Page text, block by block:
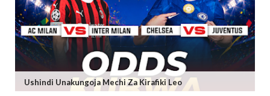
Ushindi Unakungoja Mechi Za Kirafiki Leo